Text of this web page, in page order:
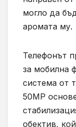
могло да
аромата му.
Телефонът
за мобилна
система от
50MP
обектив,